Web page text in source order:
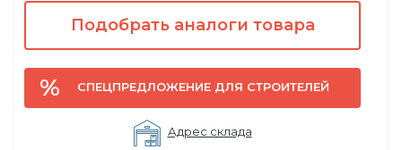
Подобрать аналоги товара
СПЕЦПРЕДЛОЖЕНИЕ ДЛЯ СТРОИТЕЛЕЙ
Адрес склада